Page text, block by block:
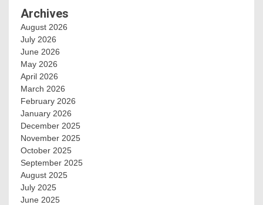
Archives
August 2026
July 2026
June 2026
May 2026
April 2026
March 2026
February 2026
January 2026
December 2025
November 2025
October 2025
September 2025
August 2025
July 2025
June 2025